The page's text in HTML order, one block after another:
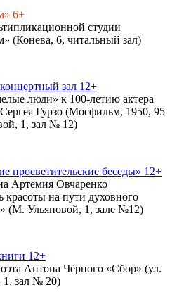
6+
студии
(Конева, 6, читальный зал)
зал 12+
люди» к 100-летию актера
Гурзо (Мосфильм, 1950, 95
1, зал № 12)
просветительские беседы» 12+
Артемия Овчаренко
красоты на пути духовного
(М. Ульяновой, 1, зале №12)
12+
Антона Чёрного «Сбор» (ул.
зал № 20)